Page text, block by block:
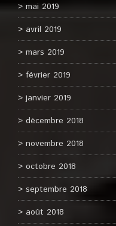
mai 2019
avril 2019
mars 2019
février 2019
janvier 2019
décembre 2018
novembre 2018
octobre 2018
septembre 2018
août 2018